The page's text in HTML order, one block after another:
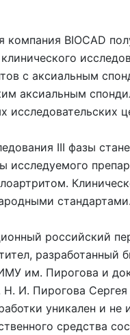
компания BIOCAD
с аксиальным
аксиальным
исследовательских
III фазы
исследуемого
стандартами.
российский
разработанный
им. Пирогова и
И. Пирогова Сергея
уникален и
средства